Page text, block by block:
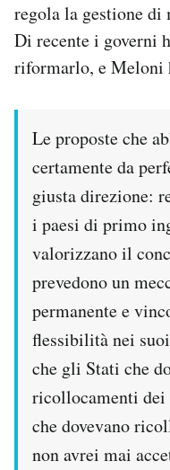
regola la gestione
Di recente i governi
riformarlo, e Meloni
Le proposte che
certamente da
giusta direzione:
i paesi di primo
valorizzano il
prevedono un
permanente e
flessibilità nei
che gli Stati che
ricollocamenti dei
che dovevano
non avrei mai